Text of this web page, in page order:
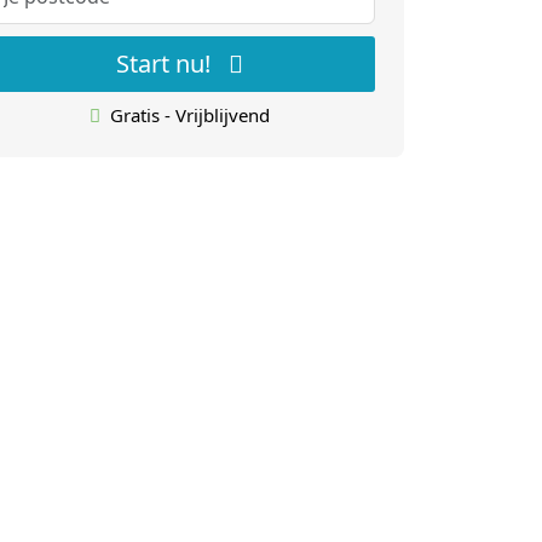
Start nu!
Gratis - Vrijblijvend